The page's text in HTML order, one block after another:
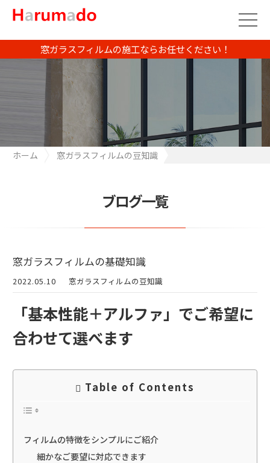
窓ガラスフィルムの施工ならお任せください！
ホーム
窓ガラスフィルムの豆知識
ブログ一覧
窓ガラスフィルムの基礎知識
2022.05.10 窓ガラスフィルムの豆知識
「基本性能＋アルファ」でご希望に
合わせて選べます
Table of Contents
フィルムの特徴をシンプルにご紹介
細かなご要望に対応できます